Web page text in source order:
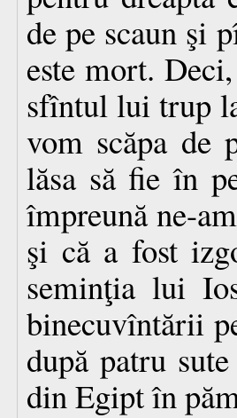
de pe scaun şi
este mort.
sfîntul lui trup
vom scăpa de
lăsa să fie în
împreună ne-
şi că a fost
seminţia lui
binecuvîntării
după patru
din Egipt în